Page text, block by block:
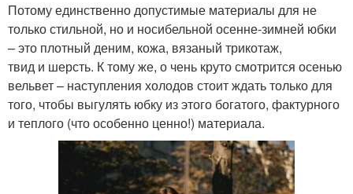
Потому единственно допустимые материалы для не
только стильной, но и носибельной осенне-зимней юбки
– это плотный деним, кожа, вязаный трикотаж,
твид и шерсть. К тому же, о чень круто смотрится осенью
вельвет – наступления холодов стоит ждать только для
того, чтобы выгулять юбку из этого богатого, фактурного
и теплого (что особенно ценно!) материала.